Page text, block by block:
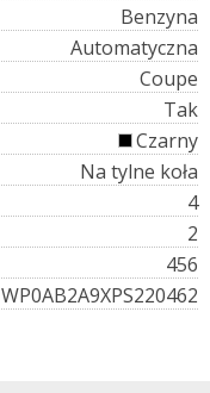
Benzyna
Automatyczna
Coupe
Tak
Czarny
Na tylne koła
4
2
456
WP0AB2A9XPS220462